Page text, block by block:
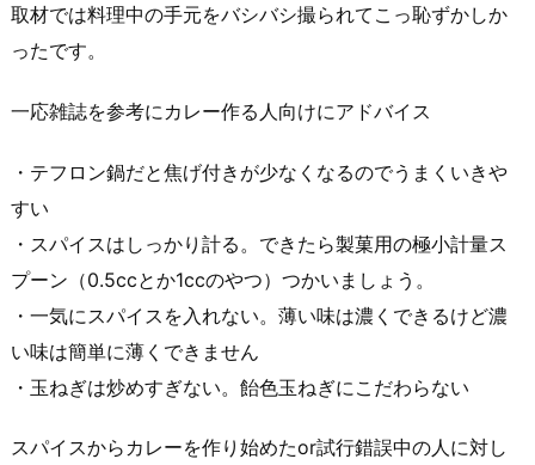
取材では料理中の手元をバシバシ撮られてこっ恥ずかしか
ったです。
一応雑誌を参考にカレー作る人向けにアドバイス
・テフロン鍋だと焦げ付きが少なくなるのでうまくいきや
すい
・スパイスはしっかり計る。できたら製菓用の極小計量ス
プーン（0.5ccとか1ccのやつ）つかいましょう。
・一気にスパイスを入れない。薄い味は濃くできるけど濃
い味は簡単に薄くできません
・玉ねぎは炒めすぎない。飴色玉ねぎにこだわらない
スパイスからカレーを作り始めたor試行錯誤中の人に対し